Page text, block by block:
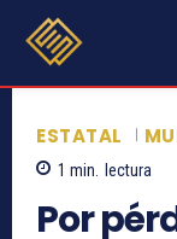
ESTATAL
1 min. lectura
Por